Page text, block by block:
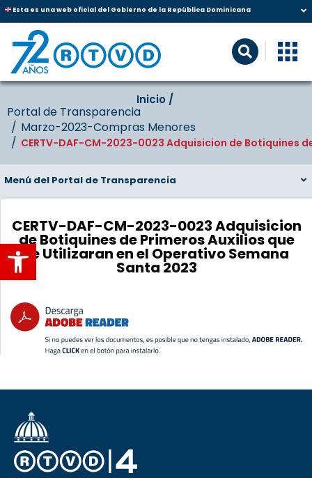
Abrir barra de herramientas
Esta es una web oficial del Gobierno de la República Dominicana
Inicio‎‎ /‎ ‎
Portal de Transparencia
Marzo-2023-Compras Menores
CERTV-DAF-CM-2023-0023 Adquisicion de Botiquines
Menú del Portal de Transparencia
CERTV-DAF-CM-2023-0023 Adquisicion
de Botiquines de Primeros Auxilios que
se Utilizaran en el Operativo Semana
Santa 2023